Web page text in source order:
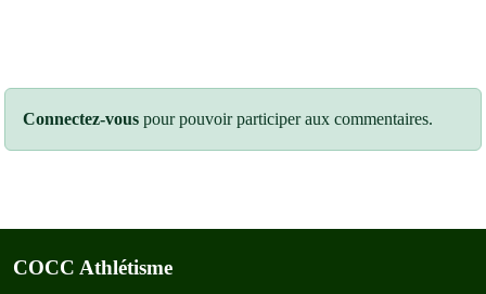
Connectez-vous pour pouvoir participer aux commentaires.
COCC Athlétisme